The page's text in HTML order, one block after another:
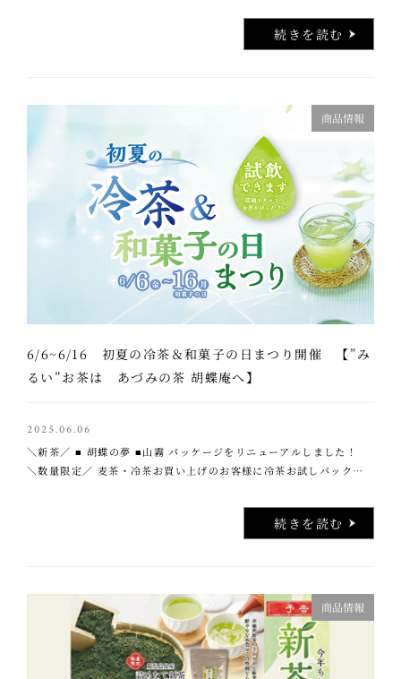
続きを読む
商品情報
6/6~6/16 初夏の冷茶＆和菓子の日まつり開催 【”み
るい”お茶は あづみの茶 胡蝶庵へ】
2025.06.06
＼新茶／ ■ 胡蝶の夢 ■山霧 パッケージをリニューアルしました！
＼数量限定／ 麦茶・冷茶お買い上げのお客様に冷茶お試しパックプ
続きを読む
商品情報